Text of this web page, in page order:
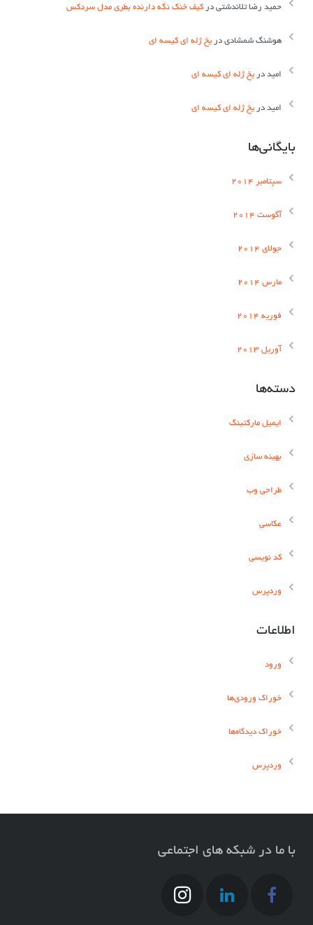
حمید رضا تلاندشتی در کیف خنک نگه دارنده بطری مدل سردکس
هوشنگ شمشادی در یخ ژله ای کیسه ای
اميد در یخ ژله ای کیسه ای
اميد در یخ ژله ای کیسه ای
بایگانی‌ها
سپتامبر 2014
آگوست 2014
جولای 2014
مارس 2014
فوریه 2014
آوریل 2013
دسته‌ها
ایمیل مارکتینگ
بهینه سازی
طراحی وب
عکاسی
کد نویسی
وردپرس
اطلاعات
ورود
خوراک ورودی‌ها
خوراک دیدگاه‌ها
وردپرس
با ما در شبکه های اجتماعی